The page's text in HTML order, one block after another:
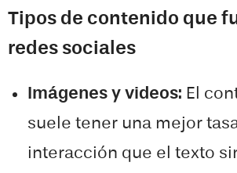
Tipos de contenido que
redes sociales
Imágenes y videos: El
suele tener una mejor
interacción que el texto